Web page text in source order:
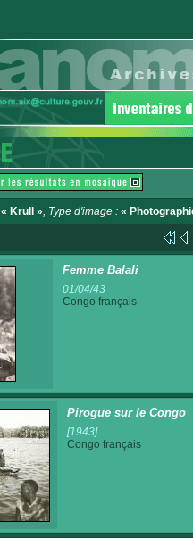
« Krull », Type d'image : «
Femme Balali
01/04/43
Congo français
Pirogue sur le Congo
[1943]
Congo français